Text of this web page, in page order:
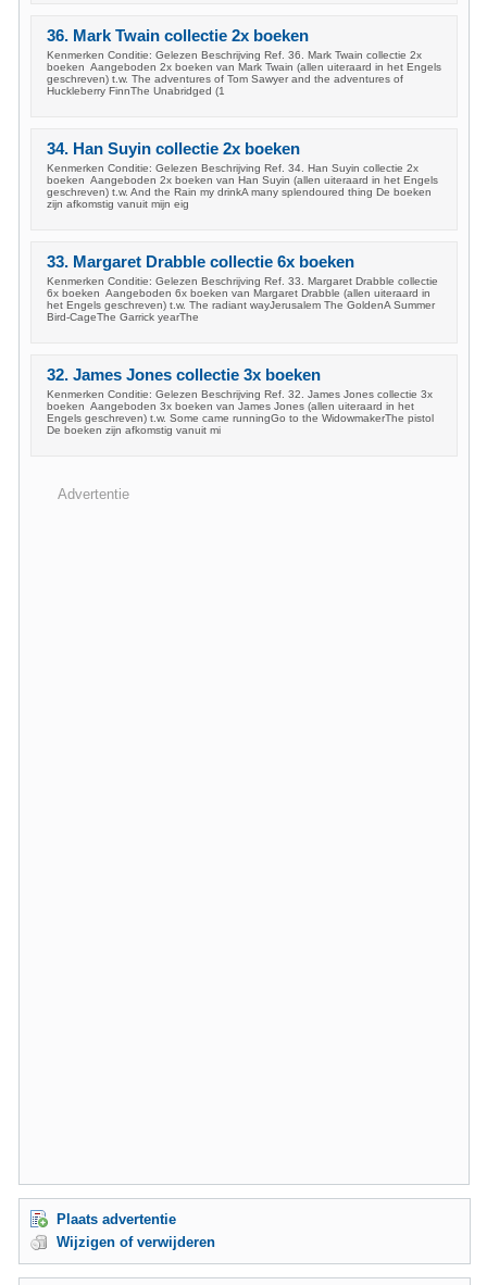
36. Mark Twain collectie 2x boeken
Kenmerken Conditie: Gelezen Beschrijving Ref. 36. Mark Twain collectie 2x
boeken Aangeboden 2x boeken van Mark Twain (allen uiteraard in het Engels
geschreven) t.w. The adventures of Tom Sawyer and the adventures of
Huckleberry FinnThe Unabridged (1
34. Han Suyin collectie 2x boeken
Kenmerken Conditie: Gelezen Beschrijving Ref. 34. Han Suyin collectie 2x
boeken Aangeboden 2x boeken van Han Suyin (allen uiteraard in het Engels
geschreven) t.w. And the Rain my drinkA many splendoured thing De boeken
zijn afkomstig vanuit mijn eig
33. Margaret Drabble collectie 6x boeken
Kenmerken Conditie: Gelezen Beschrijving Ref. 33. Margaret Drabble collectie
6x boeken Aangeboden 6x boeken van Margaret Drabble (allen uiteraard in
het Engels geschreven) t.w. The radiant wayJerusalem The GoldenA Summer
Bird-CageThe Garrick yearThe
32. James Jones collectie 3x boeken
Kenmerken Conditie: Gelezen Beschrijving Ref. 32. James Jones collectie 3x
boeken Aangeboden 3x boeken van James Jones (allen uiteraard in het
Engels geschreven) t.w. Some came runningGo to the WidowmakerThe pistol
De boeken zijn afkomstig vanuit mi
Advertentie
Plaats advertentie
Wijzigen of verwijderen